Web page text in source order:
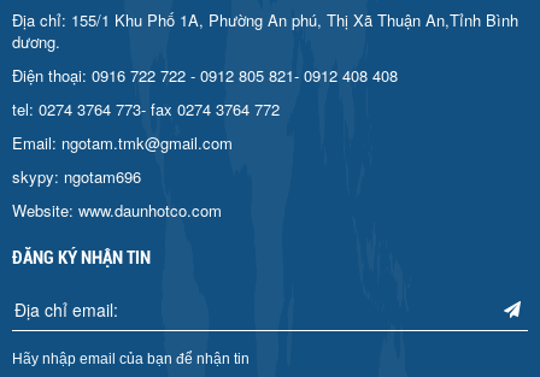
Địa chỉ: 155/1 Khu Phố 1A, Phường An phú, Thị Xã Thuận An,Tỉnh Bình
dương.
Điện thoại: 0916 722 722 - 0912 805 821- 0912 408 408
tel: 0274 3764 773- fax 0274 3764 772
Email: ngotam.tmk@gmail.com
skypy: ngotam696
Website: www.daunhotco.com
ĐĂNG KÝ NHẬN TIN
Hãy nhập email của bạn để nhận tin